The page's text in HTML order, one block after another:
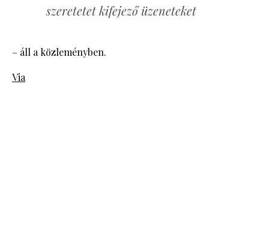
szeretetet kifejező üzeneteket
– áll a közleményben.
Via